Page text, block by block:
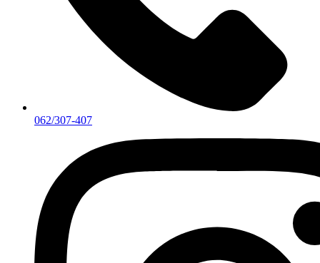
062/307-407